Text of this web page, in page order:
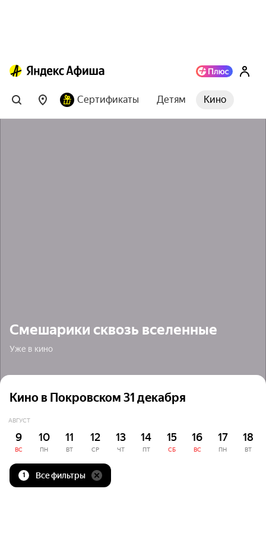
Сертификаты Детям Кино
Смешарики сквозь вселенные
Уже в кино
Кино в Покровском 31 декабря
АВГУСТ
9
ВС
10
ПН
11
ВТ
12
СР
13
ЧТ
14
ПТ
15
СБ
16
ВС
17
ПН
18
ВТ
1 Все фильтры